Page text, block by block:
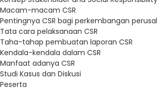
Macam-macam CSR
Pentingnya CSR bagi perkembangan
Tata cara pelaksanaan CSR
Taha-tahap pembuatan laporan CSR
Kendala-kendala dalam CSR
Manfaat adanya CSR
Studi Kasus dan Diskusi
Peserta